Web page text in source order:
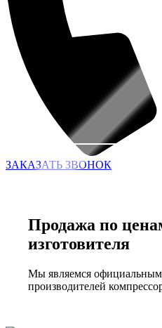
ЗАКАЗАТЬ ЗВОНОК
Продажа по
изготовителя
Мы являемся
производителей